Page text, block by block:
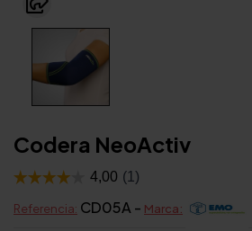
Codera NeoActiv
Referencia: CD05A - Marca: